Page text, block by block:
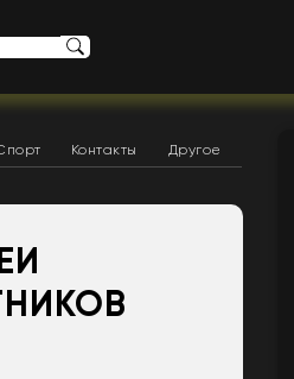
Контакты Другое